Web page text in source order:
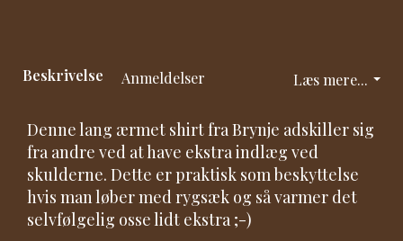
Læs mere...
Beskrivelse Anmeldelser
Denne lang ærmet shirt fra Brynje adskiller sig
fra andre ved at have ekstra indlæg ved
skulderne. Dette er praktisk som beskyttelse
hvis man løber med rygsæk og så varmer det
selvfølgelig osse lidt ekstra ;-)